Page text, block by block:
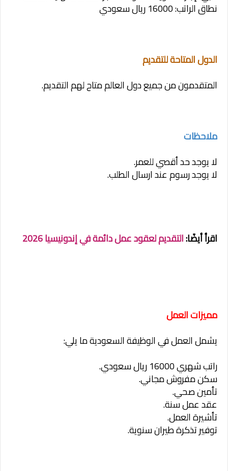
نطاق الراتب: 16000 ريال سعودي
الدول المتاحة للتقديم
المتقدمون من جميع دول العالم متاح لهم التقديم.
ملاحظات
لا يوجد حد أقصي للعمر.
لا يوجد رسوم عند ارسال الطلب.
اقرأ أيضًا:التقديم لعقود عمل دائمة في إندونيسيا 2026
مميزات العمل
يشمل العمل في الوظيفة السعودية ما يلي:
راتب شهري 16000 ريال سعودي.
سكن مفروش مجاني.
تأمين صحي.
عقد عمل سنة.
تأشيرة العمل.
توفير تذكرة طيران سنوية.